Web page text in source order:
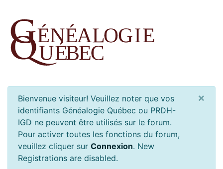
Bienvenue visiteur! Veuillez noter que vos
identifiants Généalogie Québec ou PRDH-
IGD ne peuvent être utilisés sur le forum.
Pour activer toutes les fonctions du forum,
veuillez cliquer sur Connexion. New
Registrations are disabled.
×